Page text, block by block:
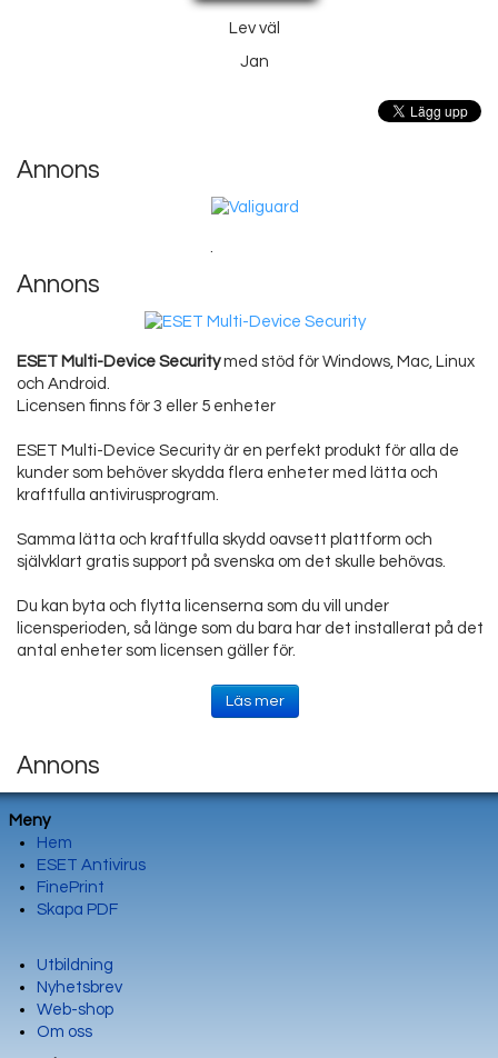
Lev väl
Jan
Annons
Annons
ESET Multi-Device Securitymed stöd för Windows, Mac, Linux
och Android.
Licensen finns för 3 eller 5 enheter
ESET Multi-Device Security är en perfekt produkt för alla de
kunder som behöver skydda flera enheter med lätta och
kraftfulla antivirusprogram.
Samma lätta och kraftfulla skydd oavsett plattform och
självklart gratis support på svenska om det skulle behövas.
Du kan byta och flytta licenserna som du vill under
licensperioden, så länge som du bara har det installerat på det
antal enheter som licensen gäller för.
Läs mer
Annons
Meny
Hem
ESET Antivirus
FinePrint
Skapa PDF
Utbildning
Nyhetsbrev
Web-shop
Om oss